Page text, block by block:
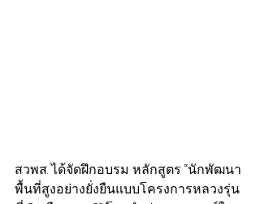
สวพส. ได้จัดฝึกอบรม หลักสูตร “นักพัฒนา
พื้นที่สูงอย่างยั่งยืนแบบโครงการหลวงรุ่น